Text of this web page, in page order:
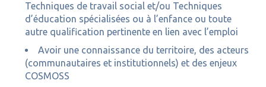
Techniques de travail social et/ou Techniques
d’éducation spécialisées ou à l’enfance ou toute
autre qualification pertinente en lien avec l’emploi
Avoir une connaissance du territoire, des acteurs
(communautaires et institutionnels) et des enjeux
COSMOSS